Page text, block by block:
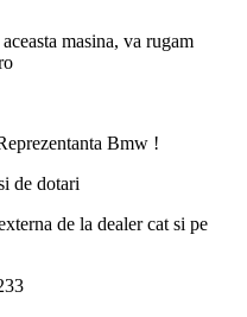
masina, va rugam
Bmw !
de dotari
de la dealer cat si pe